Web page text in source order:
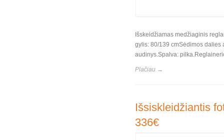
Išskeidžiamas medžiaginis
gylis: 80/139 cmSėdimos dalies
audinys.Spalva:
Plačiau →
Išsiskleidžiantis
336€